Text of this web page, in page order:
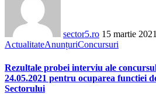
sector5.ro 15 martie 2021
ActualitateAnunțuriConcursuri
Rezultale probei interviu ale
24.05.2021 pentru ocuparea functiei
Sectorului